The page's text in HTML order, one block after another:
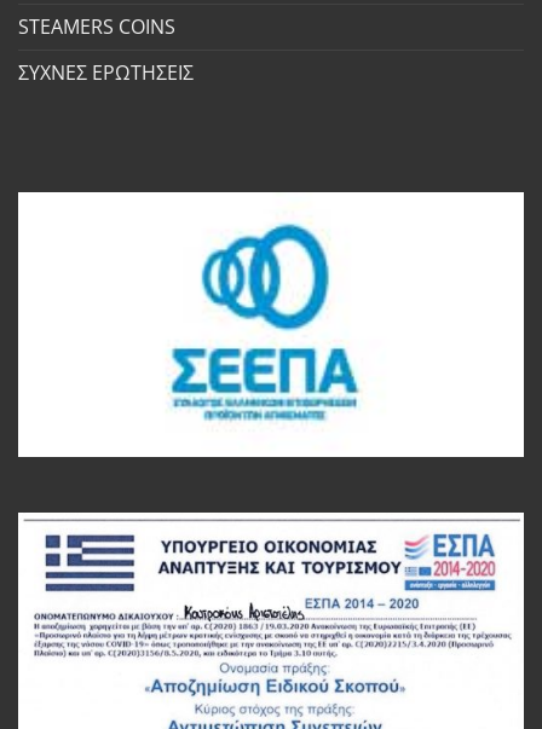
STEAMERS COINS
ΣΥΧΝΕΣ ΕΡΩΤΗΣΕΙΣ